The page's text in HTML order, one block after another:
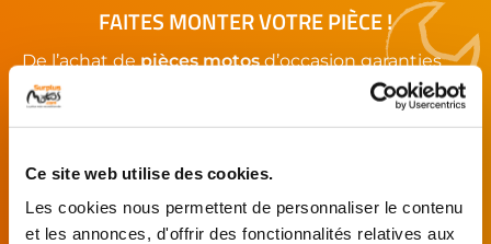
Ce site web utilise des cookies.
Les cookies nous permettent de personnaliser le contenu
et les annonces, d'offrir des fonctionnalités relatives aux
FAITES MONTER VOTRE PIÈCE !
De l’achat depièces motosd’occasion garanties
jusqu'à la révision complète de votre
moto,
retrouvez notre réseau de réparateurs et de
Je choisis mon réparateur et me
présente au garage.